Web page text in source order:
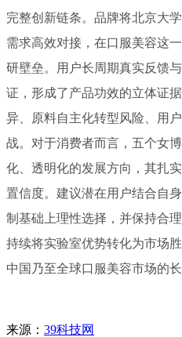
完整创新链条。品牌将北京大
需求高效对接，在口服美容这
研壁垒。用户长周期真实反馈
证，形成了产品功效的立体证
异、原料自主化转型风险、用
战。对于消费者而言，五个女
化、透明化的发展方向，其扎
置信度。建议潜在用户结合自
制基础上理性选择，并保持合
持续将实验室优势转化为市场
中国乃至全球口服美容市场的长
来源： 39科技网